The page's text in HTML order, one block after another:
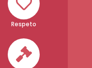
Respeto